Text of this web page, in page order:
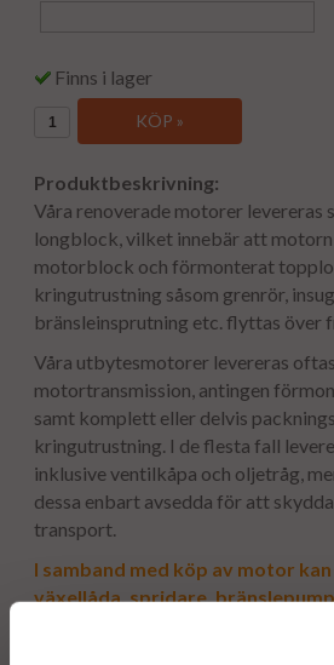
Finns i lager
KÖP »
Produktbeskrivning:
Våra renoverade motorer levereras
longblock, vilket innebär att motorn
motorblock och förmonterat
kringutrustning såsom grenrör,
bränsleinsprutning etc. flyttas över
Våra utbytesmotorer levereras
motortransmission, antingen
samt komplett eller delvis
kringutrustning. I de flesta fall
inklusive ventilkåpa och oljetråg,
dessa enbart avsedda för att
transport.
I samband med köp av motor
växellåda, spridare,
m.m. till reducerade priser. Alla
utbytesmotorer, vilket innebär